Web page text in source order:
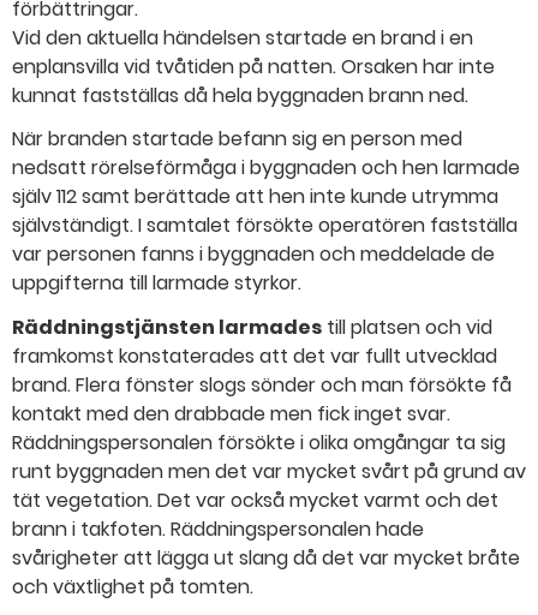
förbättringar.
Vid den aktuella händelsen startade en brand i en
enplansvilla vid tvåtiden på natten. Orsaken har inte
kunnat fastställas då hela byggnaden brann ned.
När branden startade befann sig en person med
nedsatt rörelseförmåga i byggnaden och hen larmade
själv 112 samt berättade att hen inte kunde utrymma
självständigt. I samtalet försökte operatören fastställa
var personen fanns i byggnaden och meddelade de
uppgifterna till larmade styrkor.
Räddningstjänsten larmades till platsen och vid
framkomst konstaterades att det var fullt utvecklad
brand. Flera fönster slogs sönder och man försökte få
kontakt med den drabbade men fick inget svar.
Räddningspersonalen försökte i olika omgångar ta sig
runt byggnaden men det var mycket svårt på grund av
tät vegetation. Det var också mycket varmt och det
brann i takfoten. Räddningspersonalen hade
svårigheter att lägga ut slang då det var mycket bråte
och växtlighet på tomten.